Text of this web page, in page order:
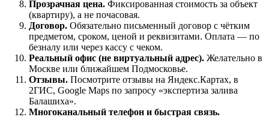
Прозрачная цена. Фиксированная стоимость за объект
(квартиру), а не почасовая.
Договор. Обязательно письменный договор с чётким
предметом, сроком, ценой и реквизитами. Оплата — по
безналу или через кассу с чеком.
Реальный офис (не виртуальный адрес). Желательно в
Москве или ближайшем Подмосковье.
Отзывы. Посмотрите отзывы на Яндекс.Картах, в
2ГИС, Google Maps по запросу «экспертиза залива
Балашиха».
Многоканальный телефон и быстрая связь.